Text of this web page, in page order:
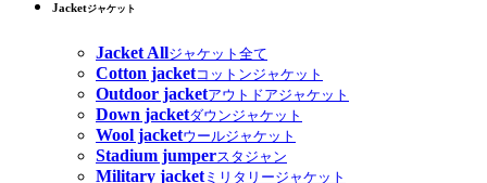
Jacketジャケット
Jacket Allジャケット全て
Cotton jacketコットンジャケット
Outdoor jacketアウトドアジャケット
Down jacketダウンジャケット
Wool jacketウールジャケット
Stadium jumperスタジャン
Military jacketミリタリージャケット